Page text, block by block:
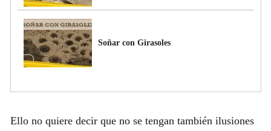
Soñar con Girasoles
Ello no quiere decir que no se tengan también ilusiones